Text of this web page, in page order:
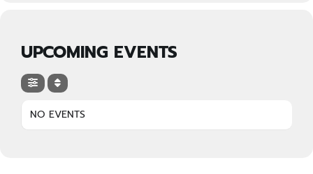
UPCOMING EVENTS
NO EVENTS